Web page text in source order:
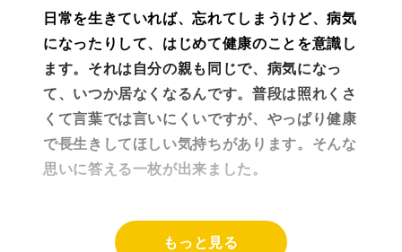
日常を生きていれば、忘れてしまうけど、病気
になったりして、はじめて健康のことを意識し
ます。それは自分の親も同じで、病気になっ
て、いつか居なくなるんです。普段は照れくさ
くて言葉では言いにくいですが、やっぱり健康
で長生きしてほしい気持ちがあります。そんな
思いに答える一枚が出来ました。
もっと見る